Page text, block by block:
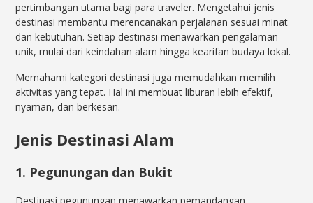
pertimbangan utama bagi para traveler. Mengetahui jenis
destinasi membantu merencanakan perjalanan sesuai minat
dan kebutuhan. Setiap destinasi menawarkan pengalaman
unik, mulai dari keindahan alam hingga kearifan budaya lokal.
Memahami kategori destinasi juga memudahkan memilih
aktivitas yang tepat. Hal ini membuat liburan lebih efektif,
nyaman, dan berkesan.
Jenis Destinasi Alam
1. Pegunungan dan Bukit